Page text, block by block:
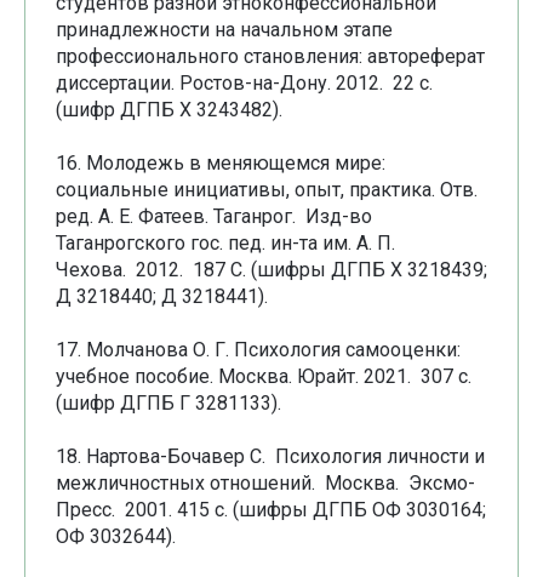
принадлежности на начальном этапе
профессионального становления: автореферат
диссертации. Ростов-на-Дону. 2012. 22 с.
(шифр ДГПБ Х 3243482).
16. Молодежь в меняющемся мире:
социальные инициативы, опыт, практика. Отв.
ред. А. Е. Фатеев. Таганрог. Изд-во
Таганрогского гос. пед. ин-та им. А. П.
Чехова. 2012. 187 С. (шифры ДГПБ Х 3218439;
Д 3218440; Д 3218441).
17. Молчанова О. Г. Психология самооценки:
учебное пособие. Москва. Юрайт. 2021. 307 с.
(шифр ДГПБ Г 3281133).
18. Нартова-Бочавер С. Психология личности и
межличностных отношений. Москва. Эксмо-
Пресс. 2001. 415 с. (шифры ДГПБ ОФ 3030164;
ОФ 3032644).